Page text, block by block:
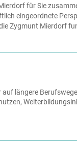
für Sie
eingeordnete
Zygmunt Mierdorf
längere